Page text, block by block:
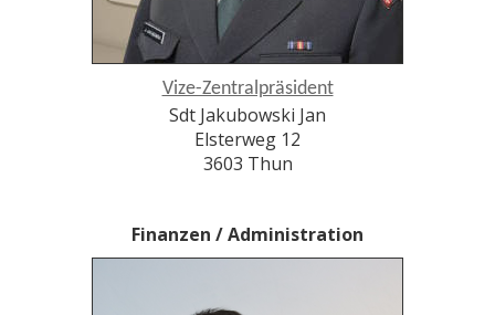
Vize-Zentralpräsident
Sdt Jakubowski Jan
Elsterweg 12
3603 Thun
Finanzen / Administration